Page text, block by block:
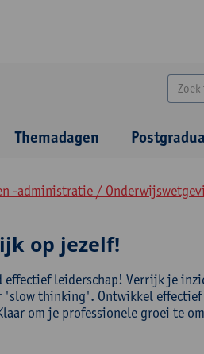
Themadagen
-administratie /
op jezelf!
leiderschap! Verrijk je
thinking'. Ontwikkel effectief
om je professionele groei te